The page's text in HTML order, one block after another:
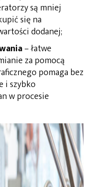
są mniej
się na
dodanej;
– łatwe
za pomocą
pomaga bez
i szybko
w procesie